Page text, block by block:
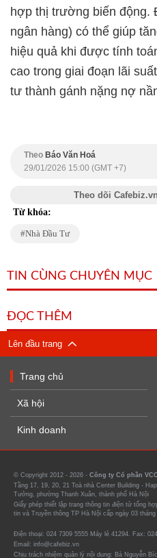
hợp thị trường biến động.
ngân hàng) có thể giúp
hiệu quả khi được tính
cao trong giai đoạn lãi
tư thành gánh nặng nợ
Theo Báo Văn Hoá
29/01/2026 15:00 (GMT +7)
Theo dõi
Từ khóa:
Nhà Đầu Tư
TIN CÙNG CHUYÊN MỤC
ĐỌC THÊM
Lên đầu trang
Trang chủ
Xã hội
Kinh doanh
© Copyright 2012 - 2026 - Công ty Cổ phần
Tầng 17, 19, 20, 21 Toà nhà Center Building -
Tưởng, phường Thanh Xuân, thành phố Hà Nội
Giấy phép thiết lập trang thông tin điện tử tổng
tin và Truyền thông TP Hà Nội cấp ngày 03 tháng
Điện thoại: 024 7309 5555 Máy lẻ 41294. Fax:
Email: info@cafebiz.vn
Chịu trách nhiệm quản lý nội dung: Bà Nguyễn